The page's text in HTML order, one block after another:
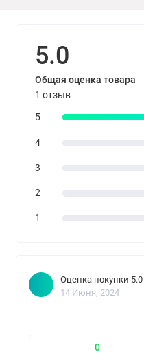
5.0
Общая оценка товара
1 отзыв
5
4
3
2
1
Оценка покупки 5.0
14 Июня, 2024
0